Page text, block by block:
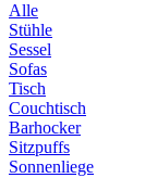
Alle
Stühle
Sessel
Sofas
Tisch
Couchtisch
Barhocker
Sitzpuffs
Sonnenliege